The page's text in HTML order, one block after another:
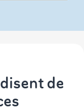
de